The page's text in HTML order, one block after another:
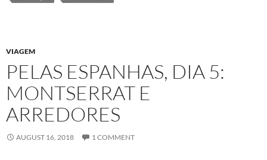
VIAGEM
PELAS ESPANHAS, DIA 5:
MONTSERRAT E
ARREDORES
AUGUST 16, 2018 1 COMMENT